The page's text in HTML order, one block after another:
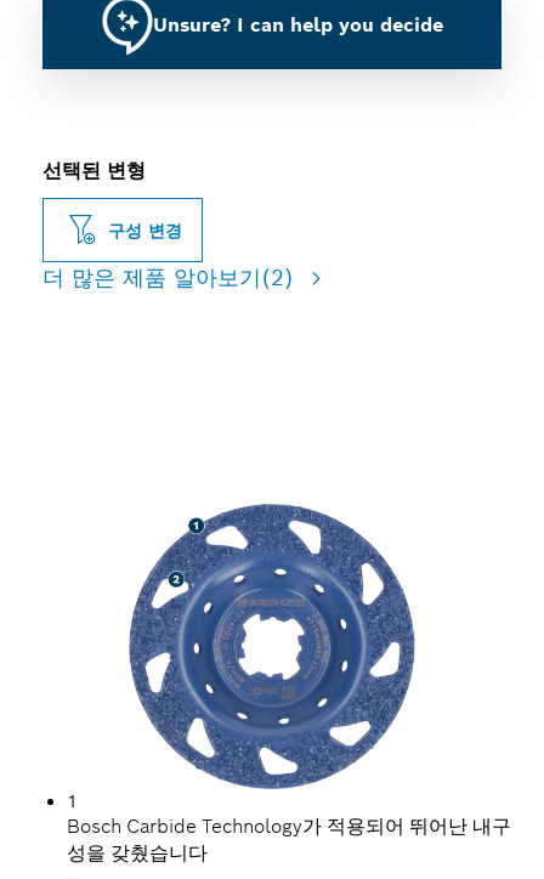
Unsure? I can help you decide
선택된 변형
구성 변경
더 많은 제품 알아보기(2)
1
Bosch Carbide Technology가 적용되어 뛰어난 내구
성을 갖췄습니다